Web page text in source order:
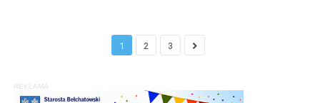
1 2 3
REKLAMA